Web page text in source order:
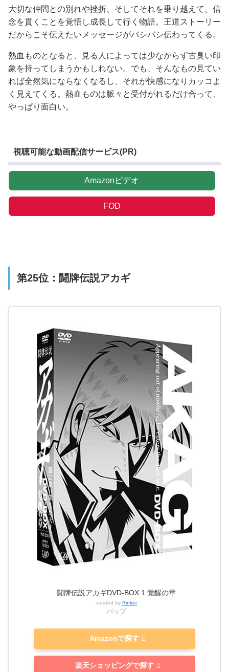
大切な仲間との別れや挫折、そしてそれを乗り越えて、信
念を貫くことを覚悟し成長して行く物語。王道ストーリー
だからこそ伝えたいメッセージがバシバシ伝わってくる。
熱血ものとなると、見る人によっては少なからず古臭い印
象を持ってしまうかもしれない。でも、そんなもの見てい
れば全然気にならなくなるし、それが快感になりカッコよ
く見えてくる。熱血ものは脈々と受付がれるだけ合って、
やっぱり面白い。
視聴可能な動画配信サービス(PR)
Amazonビデオ
FOD
第25位：闘牌伝説アカギ
闘牌伝説アカギDVD-BOX 1 覚醒の章
created by Rinker
バップ
Amazonで探す
楽天ショッピングで探す